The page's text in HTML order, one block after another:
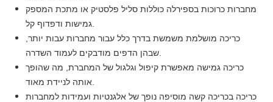
מחברות כרוכות בספירלה כוללות סליל פלסטיק או מתכת המספק
גמישות ודפדוף קל.
כריכה מושלמת משמשת בדרך כלל עבור מחברות עבות יותר,
שבהן הדפים מודבקים לעמוד השדרה.
כריכה גמישה מאפשרת קיפול וגלגול של המחברת, מה שהופך
כריכה בכריכה קשה מוסיפה נופך של אלגנטיות ועמידות למחברות